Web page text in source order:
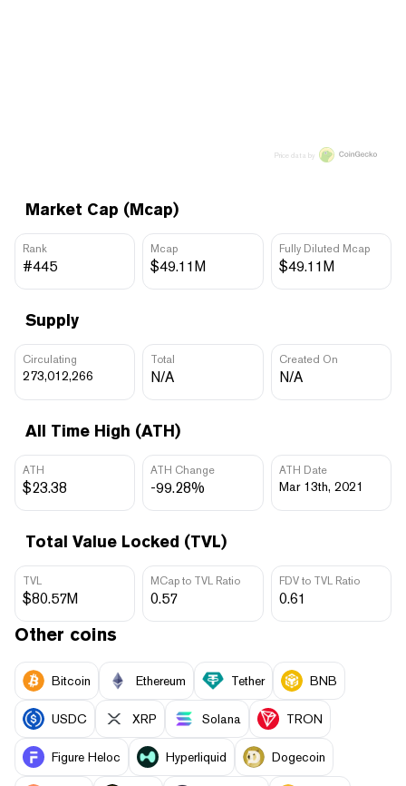
Market Cap (Mcap)
Rank
#445
Mcap
$49.11M
Fully Diluted Mcap
$49.11M
Supply
Circulating
273,012,266
Total
N/A
Created On
N/A
All Time High (ATH)
ATH
$23.38
ATH Change
-99.28%
ATH Date
Mar 13th, 2021
Total Value Locked (TVL)
TVL
$80.57M
MCap to TVL Ratio
0.57
FDV to TVL Ratio
0.61
Price data by
Other coins
Bitcoin Ethereum Tether BNB
USDC XRP Solana TRON
Figure Heloc Hyperliquid Dogecoin